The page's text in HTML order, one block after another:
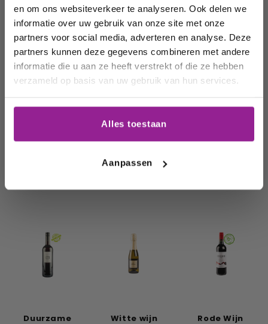
en om ons websiteverkeer te analyseren. Ook delen we
informatie over uw gebruik van onze site met onze
partners voor social media, adverteren en analyse. Deze
partners kunnen deze gegevens combineren met andere
informatie die u aan ze heeft verstrekt of die ze hebben
verzameld op basis van uw gebruik van hun services.
Alles toestaan
Aanpassen
Populaire categorieën
Vegan wijnen
Duurzame
Witte wijn Rode Wijn
Wij houden u graag op de
hoogte van onze acties,
wijnhuizen en uw
favoriete wijnen!